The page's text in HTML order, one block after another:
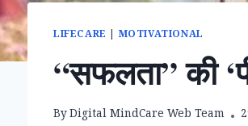
LIFECARE MOTIVATIONAL
“सफलता” की
ByDigital MindCare Web Team